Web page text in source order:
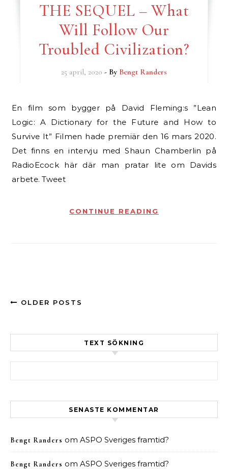
THE SEQUEL – What
Will Follow Our
Troubled Civilization?
25 april, 2020 - By Bengt Randers
En film som bygger på David Fleming:s ”Lean
Logic: A Dictionary for the Future and How to
Survive It” Filmen hade premiär den 16 mars 2020.
Det finns en intervju med Shaun Chamberlin på
RadioEcock här där man pratar lite om Davids
arbete. Tweet
CONTINUE READING
OLDER POSTS
TEXT SÖKNING
SENASTE KOMMENTAR
Bengt Randers om ASPO Sveriges framtid?
Bengt Randers om ASPO Sveriges framtid?